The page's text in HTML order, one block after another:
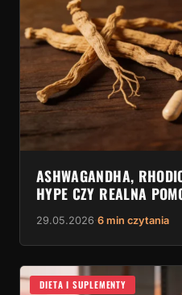
ASHWAGANDHA,
HYPE CZY REALNA
29.05.2026 6 min czytania
DIETA I SUPLEMENTY